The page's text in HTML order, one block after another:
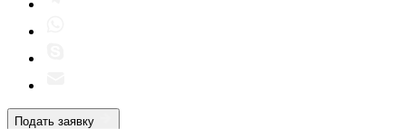
Подать заявку